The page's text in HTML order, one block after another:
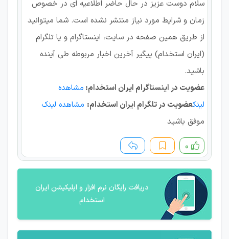
سلام دوست عزیز در حال حاضر اطلاعیه ای در خصوص
زمان و شرایط مورد نیاز منتشر نشده است. شما میتوانید
از طریق همین صفحه در سایت، اینستاگرام و یا تلگرام
(ایران استخدام) پیگیر آخرین اخبار مربوطه طی آینده
باشید.
عضویت در اینستاگرام ایران استخدام: مشاهده
لینکعضویت در تلگرام ایران استخدام: مشاهده لینک
موفق باشید
۰
دریافت رایگان نرم افزار و اپلیکیشن ایران
استخدام